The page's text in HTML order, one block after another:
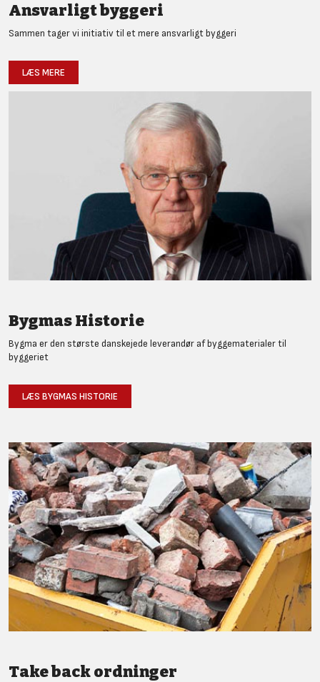
Ansvarligt byggeri
Sammen tager vi initiativ til et mere ansvarligt byggeri
LÆS MERE
Bygmas Historie
Bygma er den største danskejede leverandør af byggematerialer til
byggeriet
LÆS BYGMAS HISTORIE
Take back ordninger